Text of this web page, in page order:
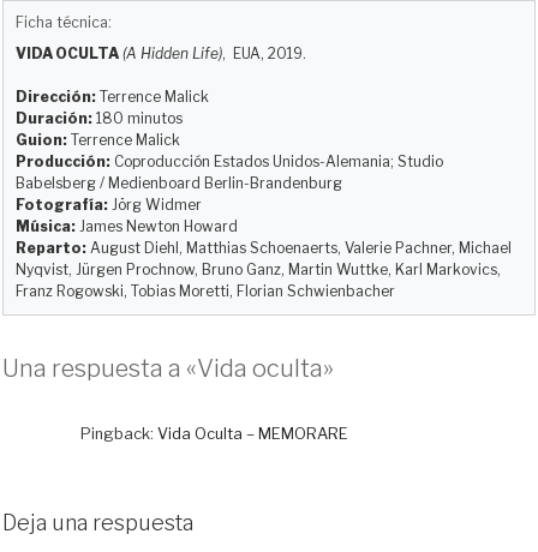
u
s
k
y
o
d
o
n
b
o
o
k
i
t
l
a
r
Ficha técnica:
VIDA OCULTA (A Hidden Life), EUA, 2019.
Dirección: Terrence Malick
Duración: 180 minutos
Guion: Terrence Malick
Producción: Coproducción Estados Unidos-Alemania; Studio
Babelsberg / Medienboard Berlin-Brandenburg
Fotografía: Jörg Widmer
Música: James Newton Howard
Reparto: August Diehl, Matthias Schoenaerts, Valerie Pachner, Michael
Nyqvist, Jürgen Prochnow, Bruno Ganz, Martin Wuttke, Karl Markovics,
Franz Rogowski, Tobias Moretti, Florian Schwienbacher
Una respuesta a «Vida oculta»
Pingback: Vida Oculta – MEMORARE
Deja una respuesta